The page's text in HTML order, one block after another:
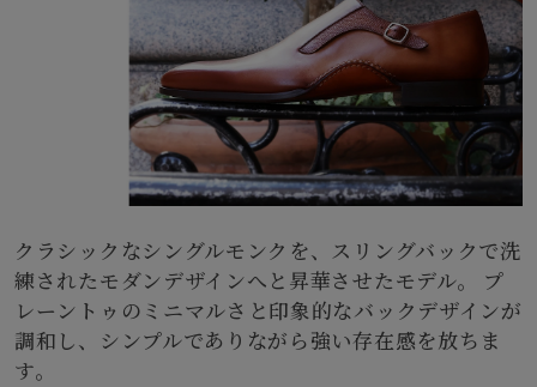
クラシックなシングルモンクを、スリングバックで洗
練されたモダンデザインへと昇華させたモデル。 プ
レーントゥのミニマルさと印象的なバックデザインが
調和し、シンプルでありながら強い存在感を放ちま
す。